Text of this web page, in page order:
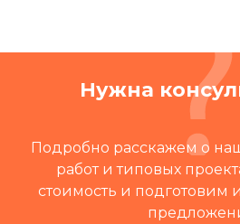
Нужна
Подробно расскажем о
работ и типовых
стоимость и подготовим